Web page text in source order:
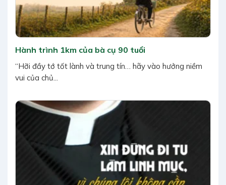
Hành trình 1km của bà cụ 90 tuổi
“Hỡi đầy tớ tốt lành và trung tín… hãy vào hưởng niềm
vui của chủ...